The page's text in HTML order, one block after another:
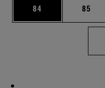
Página
84 Página
85